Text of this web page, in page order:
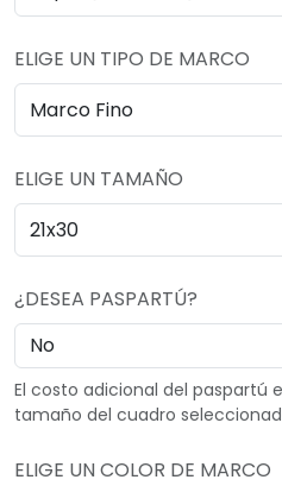
ELIGE UN TIPO DE MARCO
ELIGE UN TAMAÑO
¿DESEA PASPARTÚ?
El costo adicional del paspartú
tamaño del cuadro
ELIGE UN COLOR DE MARCO